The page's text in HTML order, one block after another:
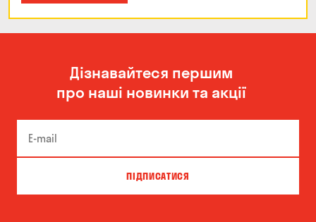
Дізнавайтеся першим
про наші новинки та акції
ПІДПИСАТИСЯ